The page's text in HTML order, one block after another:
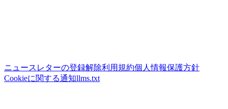
ニュースレターの登録解除利用規約個人情報保護方針
Cookieに関する通知llms.txt